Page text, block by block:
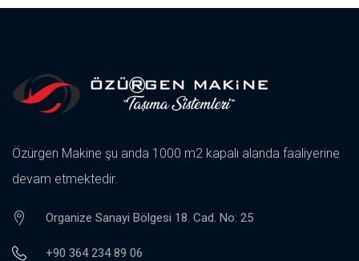
Özürgen Makine şu anda 1000 m2 kapalı alanda faaliyerine
devam etmektedir.
Organize Sanayi Bölgesi 18. Cad. No: 25
+90 364 234 89 06